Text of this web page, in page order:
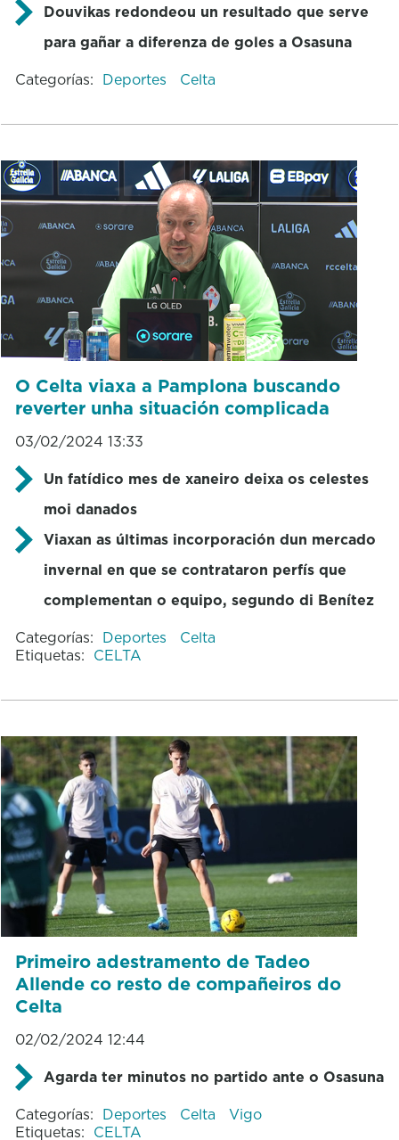
Douvikas redondeou un resultado que serve
para gañar a diferenza de goles a Osasuna
Categorías: Deportes Celta
O Celta viaxa a Pamplona buscando
reverter unha situación complicada
03/02/2024 13:33
Un fatídico mes de xaneiro deixa os celestes
moi danados
Viaxan as últimas incorporación dun mercado
invernal en que se contrataron perfís que
complementan o equipo, segundo di Benítez
Categorías: Deportes
Celta
Etiquetas: CELTA
Primeiro adestramento de Tadeo
Allende co resto de compañeiros do
Celta
02/02/2024 12:44
Agarda ter minutos no partido ante o Osasuna
Categorías: Deportes Celta
Vigo
Etiquetas: CELTA